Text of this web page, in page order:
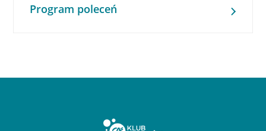
Program poleceń